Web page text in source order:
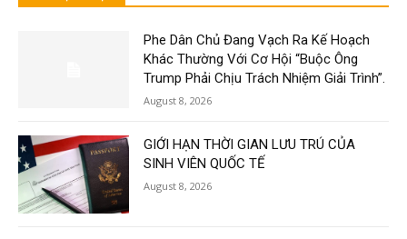
Phe Dân Chủ Đang Vạch Ra Kế Hoạch
Khác Thường Với Cơ Hội “Buộc Ông
Trump Phải Chịu Trách Nhiệm Giải Trình”.
August 8, 2026
GIỚI HẠN THỜI GIAN LƯU TRÚ CỦA
SINH VIÊN QUỐC TẾ
August 8, 2026